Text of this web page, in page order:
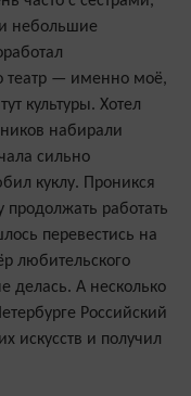
небольшие
театр — именно моё,
культуры. Хотел
набирали
сильно
куклу. Проникся
продолжать работать
перевестись на
любительского
делась. А несколько
Российский
искусств и получил